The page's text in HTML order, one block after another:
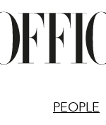
PEOPLE